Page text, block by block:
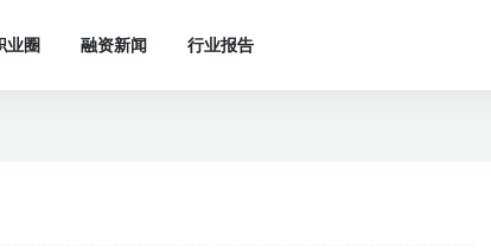
业圈 融资新闻 行业报告